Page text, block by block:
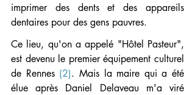
imprimer des dents et des appareils
dentaires pour des gens pauvres.
Ce lieu, qu'on a appelé "Hôtel Pasteur",
est devenu le premier équipement culturel
de Rennes (2). Mais la maire qui a été
élue après Daniel Delaveau m'a viré